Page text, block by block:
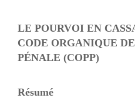
LE POURVOI EN
CODE ORGANIQUE
PÉNALE (COPP)
Résumé